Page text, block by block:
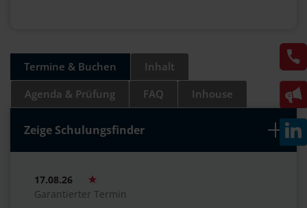
Termine & Buchen
Inhalt
Agenda & Prüfung
FAQ Inhouse
Zeige Schulungsfinder
17.08.26
Garantierter Termin